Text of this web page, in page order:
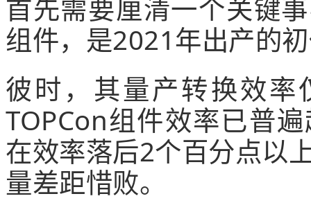
首先需要厘清一个关键
组件，是2021年出产的
彼时，其量产转换效率
TOPCon组件效率已普
在效率落后2个百分点以
量差距惜败。